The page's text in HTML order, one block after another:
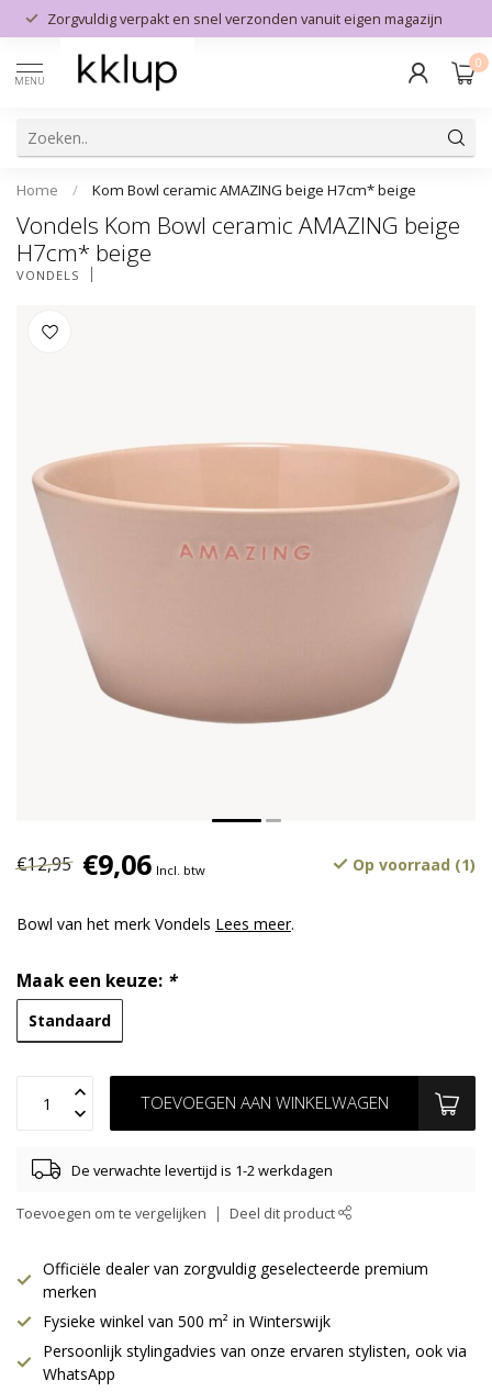
Zorgvuldig verpakt en snel verzonden vanuit eigen magazijn
MENU
0
Home / Kom Bowl ceramic AMAZING beige H7cm* beige
Vondels Kom Bowl ceramic AMAZING beige
H7cm* beige
VONDELS
€12,95 €9,06 Incl. btw Op voorraad (1)
Bowl van het merk Vondels Lees meer.
Maak een keuze: *
Standaard
TOEVOEGEN AAN WINKELWAGEN
De verwachte levertijd is 1-2 werkdagen
Toevoegen om te vergelijken Deel dit product
Officiële dealer van zorgvuldig geselecteerde premium
merken
Fysieke winkel van 500 m² in Winterswijk
Persoonlijk stylingadvies van onze ervaren stylisten, ook via
WhatsApp